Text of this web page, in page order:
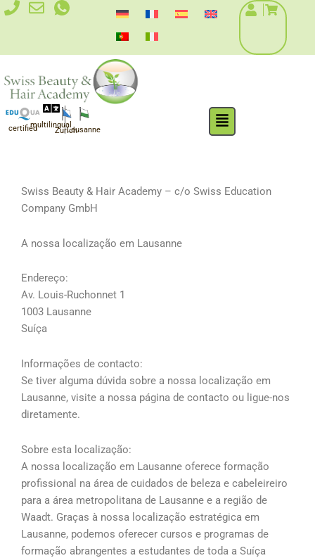
Skip
certifiedmultilingual
ZurichLausanne
Flyout
Menu
Swiss Beauty & Hair Academy – c/o Swiss Education
Company GmbH
A nossa localização em Lausanne
Endereço:
Av. Louis-Ruchonnet 1
1003 Lausanne
Suíça
Informações de contacto:
Se tiver alguma dúvida sobre a nossa localização em
Lausanne, visite a nossa página de contacto ou ligue-nos
diretamente.
Sobre esta localização:
A nossa localização em Lausanne oferece formação
profissional na área de cuidados de beleza e cabeleireiro
para a área metropolitana de Lausanne e a região de
Waadt. Graças à nossa localização estratégica em
Lausanne, podemos oferecer cursos e programas de
formação abrangentes a estudantes de toda a Suíça